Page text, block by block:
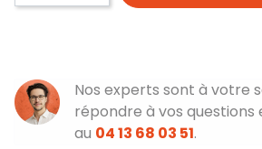
Nos experts sont à votre
répondre à vos questions
au 04 13 68 03 51.